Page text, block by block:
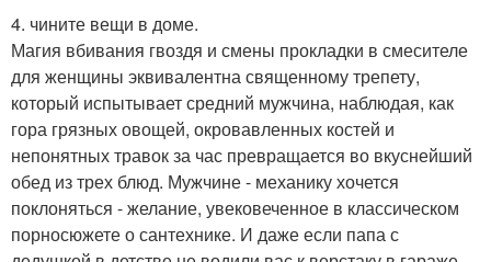
4. чините вещи в доме.
Магия вбивания гвоздя и смены прокладки в смесителе
для женщины эквивалентна священному трепету,
который испытывает средний мужчина, наблюдая, как
гора грязных овощей, окровавленных костей и
непонятных травок за час превращается во вкуснейший
обед из трех блюд. Мужчине - механику хочется
поклоняться - желание, увековеченное в классическом
порносюжете о сантехнике. И даже если папа с